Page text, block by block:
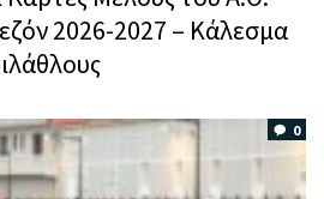
2026-2027 – Κάλεσμα
0